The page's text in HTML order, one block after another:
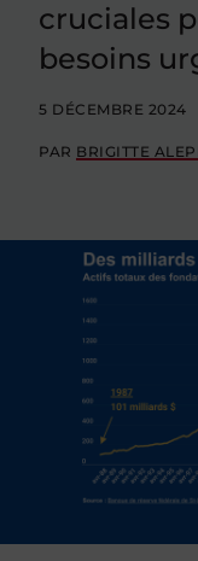
cruciales
besoins
5 DÉCEMBRE 2024
PAR BRIGITTE